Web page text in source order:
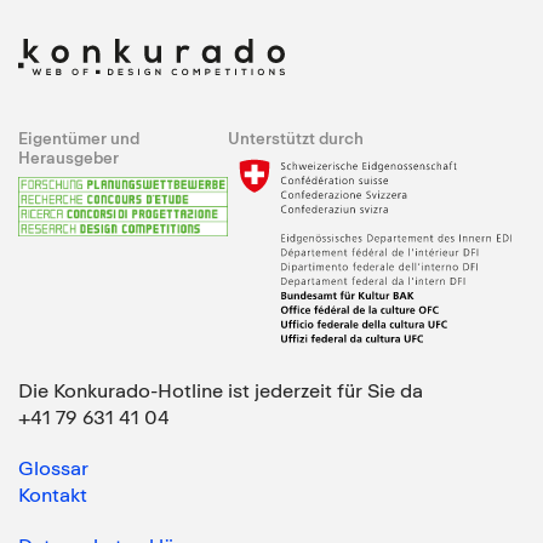
Eigentümer und
Herausgeber
Unterstützt durch
Die Konkurado-Hotline ist jederzeit für Sie da
+41 79 631 41 04
Glossar
Kontakt